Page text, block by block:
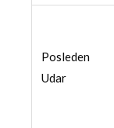
Posleden
Udar